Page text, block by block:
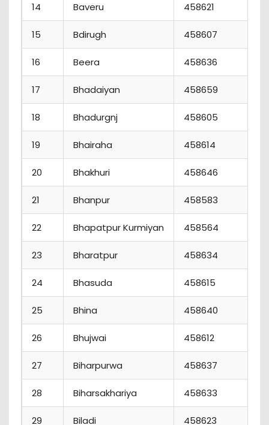
14 Baveru 458621
15 Bdirugh 458607
16 Beera 458636
17 Bhadaiyan 458659
18 Bhadurgnj 458605
19 Bhairaha 458614
20 Bhakhuri 458646
21 Bhanpur 458583
22 Bhapatpur Kurmiyan 458564
23 Bharatpur 458634
24 Bhasuda 458615
25 Bhina 458640
26 Bhujwai 458612
27 Biharpurwa 458637
28 Biharsakhariya 458633
29 Biladi 458623